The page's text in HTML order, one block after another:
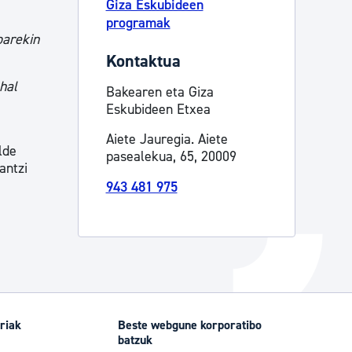
Izapideen katalogoa
Tramitaziorako laguntza
Giza Eskubideen
programak
Kontaktua
Bakearen eta Giza
Eskubideen Etxea
Aiete Jauregia. Aiete
pasealekua, 65, 20009
943 481 975
Beste webgune korporatibo
batzuk